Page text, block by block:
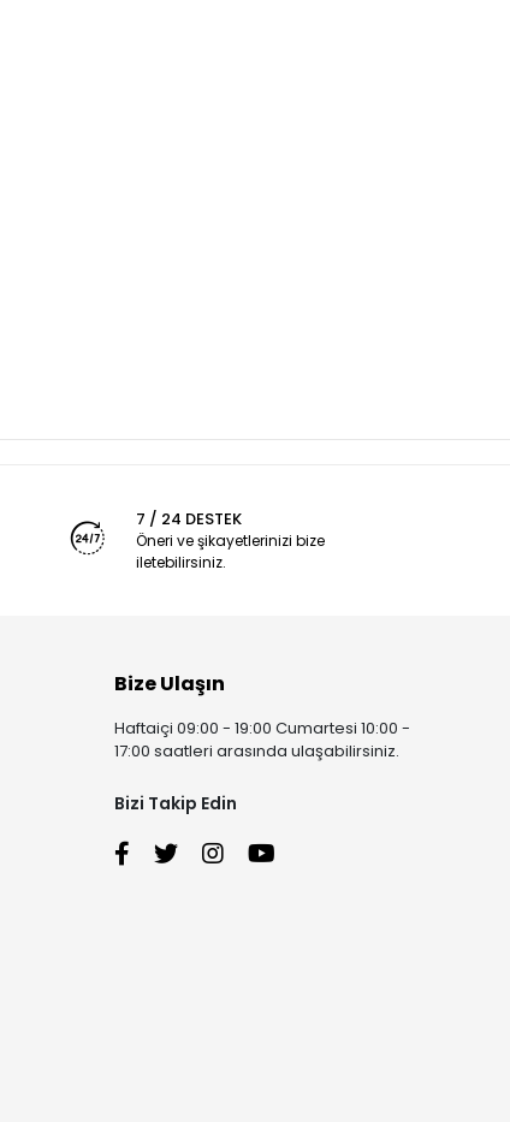
7 / 24 DESTEK
Öneri ve şikayetlerinizi bize
iletebilirsiniz.
Bize Ulaşın
Haftaiçi 09:00 - 19:00 Cumartesi 10:00 -
17:00 saatleri arasında ulaşabilirsiniz.
Bizi Takip Edin